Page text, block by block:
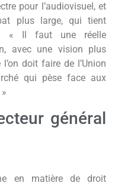
pour l’audiovisuel, et
plus large, qui tient
« Il faut une réelle
avec une vision plus
doit faire de l’Union
qui pèse face aux
général
en matière de droit